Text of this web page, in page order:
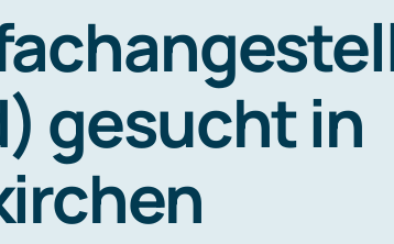
gesucht in